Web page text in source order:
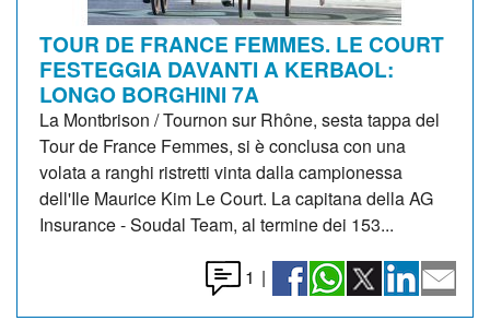
TOUR DE FRANCE FEMMES. LE COURT
FESTEGGIA DAVANTI A KERBAOL:
LONGO BORGHINI 7A
La Montbrison / Tournon sur Rhône, sesta tappa del
Tour de France Femmes, si è conclusa con una
volata a ranghi ristretti vinta dalla campionessa
dell'Ile Maurice Kim Le Court. La capitana della AG
Insurance - Soudal Team, al termine dei 153...
1 |